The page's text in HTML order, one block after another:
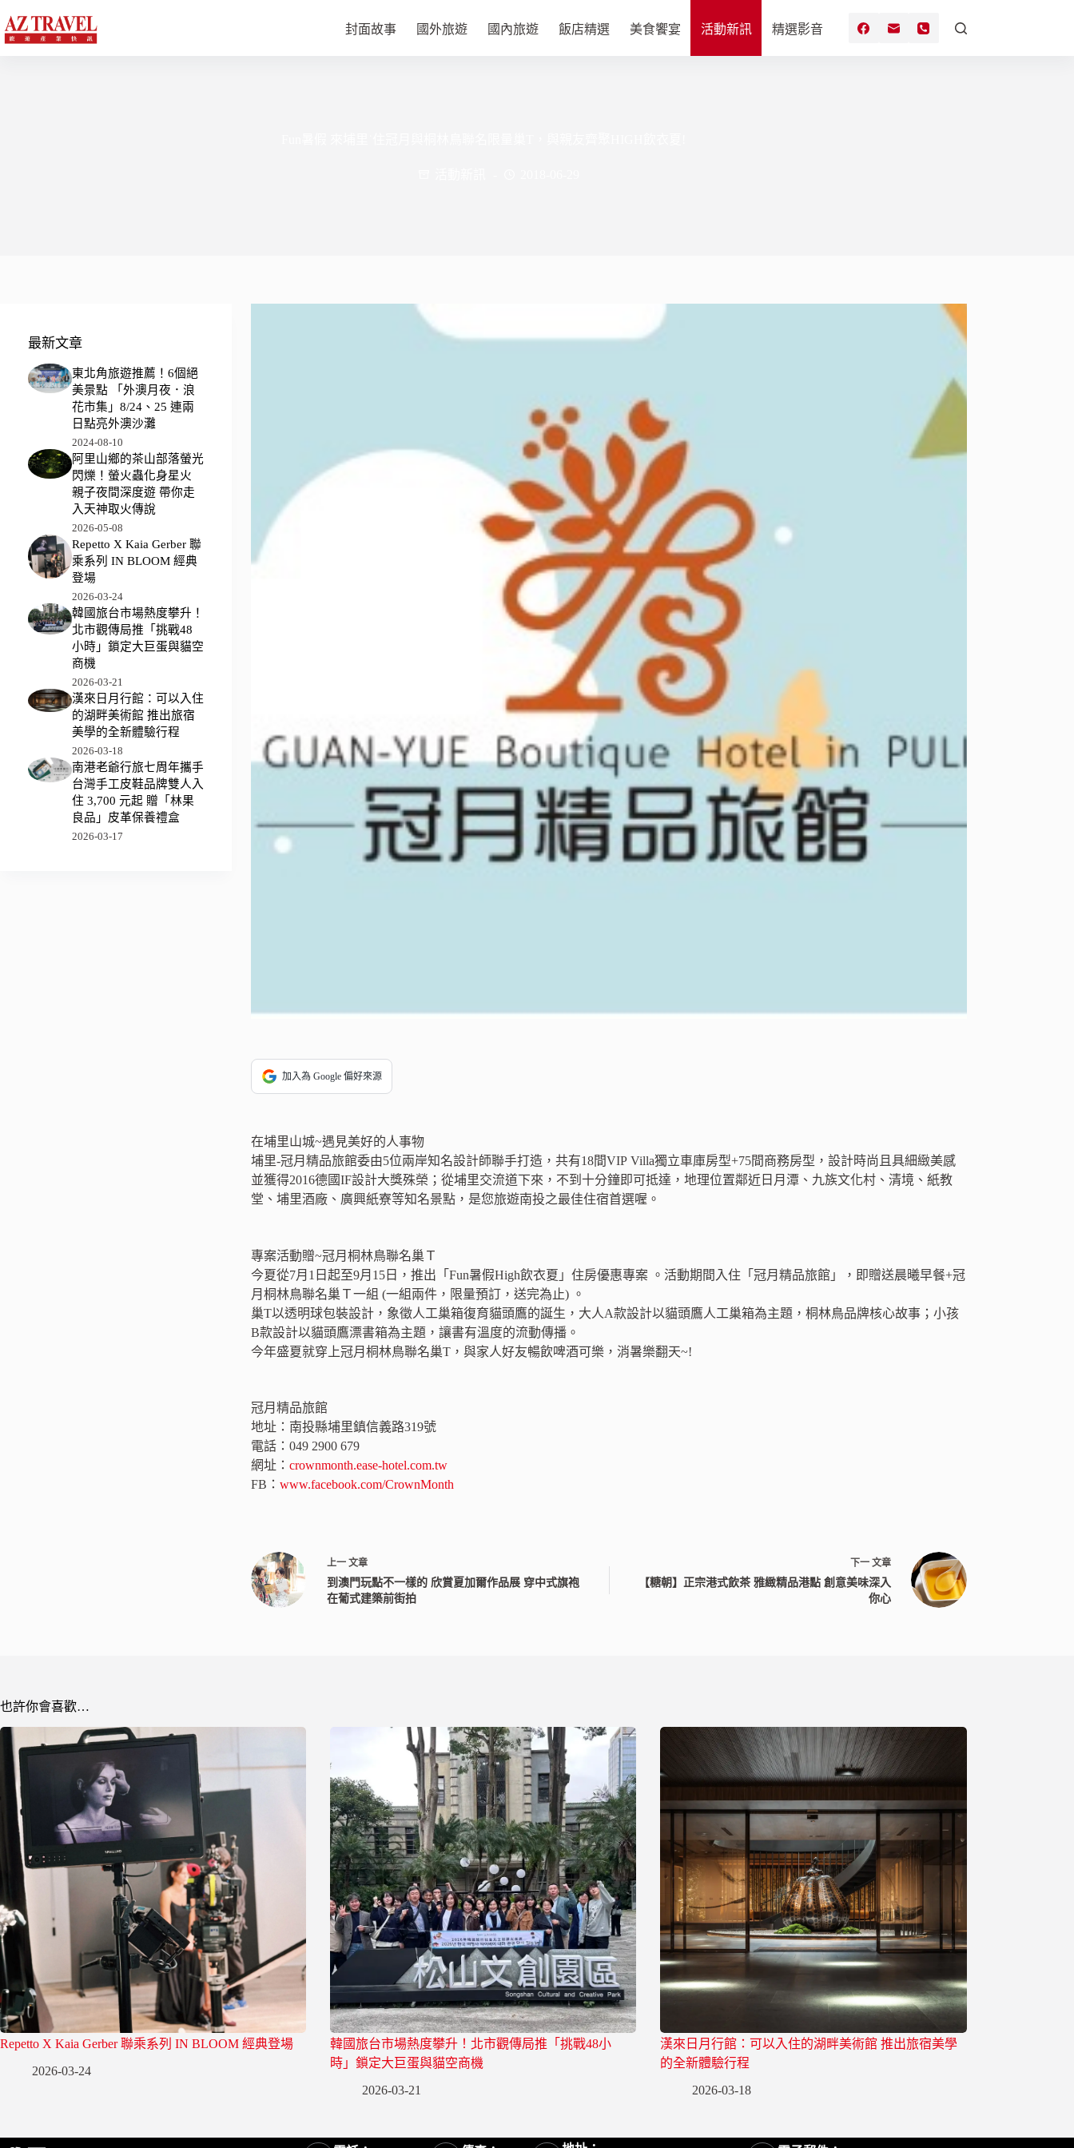
至
主
封面故事 國外旅遊 國內旅遊 飯店精選 美食饗宴 活動新訊 精選影音
加入為 Google 偏好來源
在埔里山城~遇見美好的人事物
埔里-冠月精品旅館委由5位兩岸知名設計師聯手打造，共有18間VIP Villa獨立車庫房型+75間商務房型，設計時尚且具細緻美感
並獲得2016德國IF設計大獎殊榮；從埔里交流道下來，不到十分鐘即可抵達，地理位置鄰近日月潭、九族文化村、清境、紙教
堂、埔里酒廠、廣興紙寮等知名景點，是您旅遊南投之最佳住宿首選喔。
專案活動贈~冠月桐林鳥聯名巢Ｔ
今夏從7月1日起至9月15日，推出「Fun暑假High飲衣夏」住房優惠專案 。活動期間入住「冠月精品旅館」，即贈送晨曦早餐+冠
月桐林鳥聯名巢Ｔ一組 (一組兩件，限量預訂，送完為止) 。
巢T以透明球包裝設計，象徵人工巢箱復育貓頭鷹的誕生，大人A款設計以貓頭鷹人工巢箱為主題，桐林鳥品牌核心故事；小孩
B款設計以貓頭鷹漂書箱為主題，讓書有溫度的流動傳播。
今年盛夏就穿上冠月桐林鳥聯名巢T，與家人好友暢飲啤酒可樂，消暑樂翻天~!
冠月精品旅館
地址：南投縣埔里鎮信義路319號
電話：049 2900 679
網址：crownmonth.ease-hotel.com.tw
FB：www.facebook.com/CrownMonth
上一文章
到澳門玩點不一樣的 欣賞夏加爾作品展 穿中式旗袍
在葡式建築前街拍
下一 文章
【糖朝】正宗港式飲茶 雅緻精品港點 創意美味深入
你心
最新文章
東北角旅遊推薦！6個絕
美景點 「外澳月夜．浪
花市集」8/24、25 連兩
日點亮外澳沙灘
2024-08-10
阿里山鄉的茶山部落螢光
閃爍！螢火蟲化身星火
親子夜間深度遊 帶你走
入天神取火傳說
2026-05-08
Repetto X Kaia Gerber 聯
乘系列 IN BLOOM 經典
登場
2026-03-24
韓國旅台市場熱度攀升！
北市觀傳局推「挑戰48
小時」鎖定大巨蛋與貓空
商機
2026-03-21
漢來日月行館：可以入住
的湖畔美術館 推出旅宿
美學的全新體驗行程
2026-03-18
南港老爺行旅七周年攜手
台灣手工皮鞋品牌雙人入
住 3,700 元起 贈「林果
良品」皮革保養禮盒
2026-03-17
也許你會喜歡…
Repetto X Kaia Gerber 聯乘系列 IN BLOOM 經典登場
2026-03-24
韓國旅台市場熱度攀升！北市觀傳局推「挑戰48小
時」鎖定大巨蛋與貓空商機
2026-03-21
漢來日月行館：可以入住的湖畔美術館 推出旅宿美學
的全新體驗行程
2026-03-18